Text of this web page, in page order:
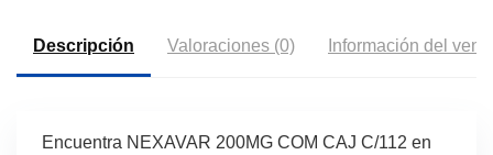
Descripción Valoraciones (0) Información del
Encuentra NEXAVAR 200MG COM CAJ C/112 en